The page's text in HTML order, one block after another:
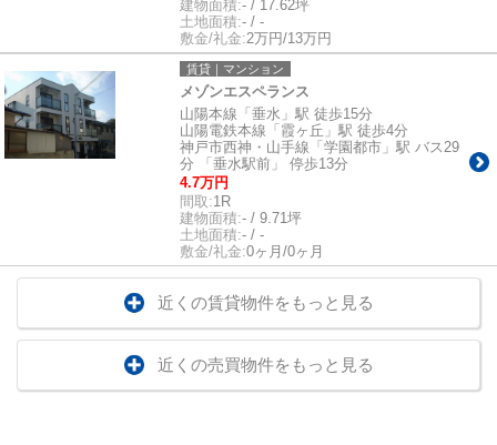
建物面積:- / 17.62坪
土地面積:- / -
敷金/礼金:2万円/13万円
賃貸｜マンション
メゾンエスペランス
山陽本線「垂水」駅 徒歩15分
山陽電鉄本線「霞ヶ丘」駅 徒歩4分
神戸市西神・山手線「学園都市」駅 バス29
分 「垂水駅前」 停歩13分
4.7万円
間取:1R
建物面積:- / 9.71坪
土地面積:- / -
敷金/礼金:0ヶ月/0ヶ月
近くの賃貸物件をもっと見る
近くの売買物件をもっと見る